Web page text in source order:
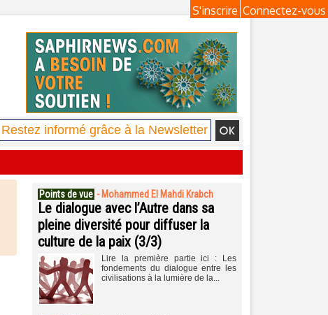
Connectez-vous
S'inscrire
Points de vue - Mohammed El Mahdi Krabch
Le dialogue avec l’Autre dans sa
pleine diversité pour diffuser la
culture de la paix (3/3)
Lire la première partie ici : Les
fondements du dialogue entre les
civilisations à la lumière de la...